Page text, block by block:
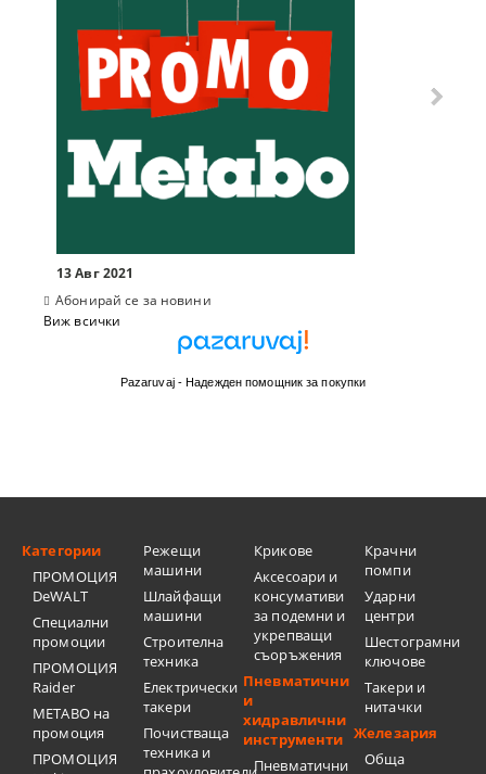
13 Авг 2021
Абонирай се за новини
Виж всички
Pazaruvaj - Надежден помощник за покупки
Категории
ПРОМОЦИЯ
DeWALT
Специални
промоции
ПРОМОЦИЯ
Raider
METABO на
промоция
ПРОМОЦИЯ
Режещи
машини
Шлайфащи
машини
Строителна
техника
Електрически
такери
Почистваща
техника и
Крикове
Аксесоари и
консумативи
за подемни и
укрепващи
съоръжения
Пневматични
и
хидравлични
инструменти
Пневматични
Крачни
помпи
Ударни
центри
Шестограмни
ключове
Такери и
нитачки
Железария
Обща